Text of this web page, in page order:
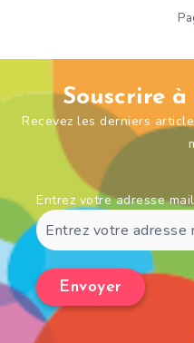
Souscrire
Recevez les derniers
Entrez votre adresse mail